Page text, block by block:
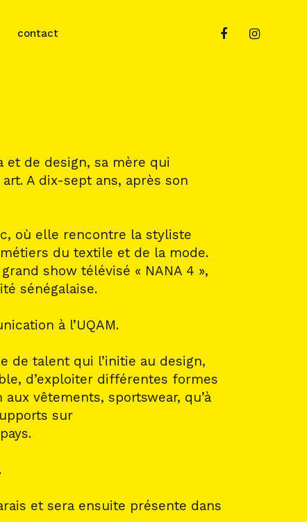
contact
et de design, sa mère qui
A dix-sept ans, après son
où elle rencontre la styliste
du textile et de la mode.
show télévisé « NANA 4 »,
sénégalaise.
à l’UQAM.
de talent qui l’initie au design,
d’exploiter différentes formes
vêtements, sportswear, qu’à
sur
et sera ensuite présente dans